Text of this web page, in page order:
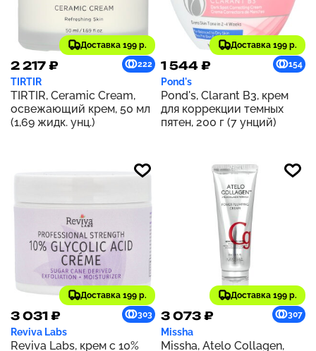
Доставка 199 р.
2 217 ₽ 222
TIRTIR
TIRTIR, Ceramic Cream,
освежающий крем, 50 мл
(1,69 жидк. унц.)
Доставка 199 р.
1 544 ₽ 154
Pond's
Pond's, Clarant B3, крем
для коррекции темных
пятен, 200 г (7 унций)
Доставка 199 р.
3 031 ₽ 303
Reviva Labs
Reviva Labs, крем с 10%
Доставка 199 р.
3 073 ₽ 307
Missha
Missha, Atelo Collagen,